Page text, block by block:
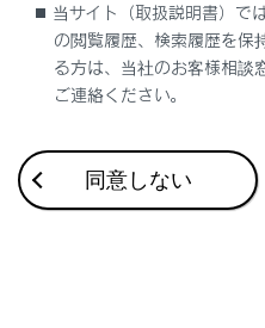
パンクしたときは
バッテリーがあがったときは
このページは役に立ちまし
当サイト（取扱説明書）で
の閲覧履歴、検索履歴を保
る方は、当社のお客様相
ご連絡ください。
同意しない